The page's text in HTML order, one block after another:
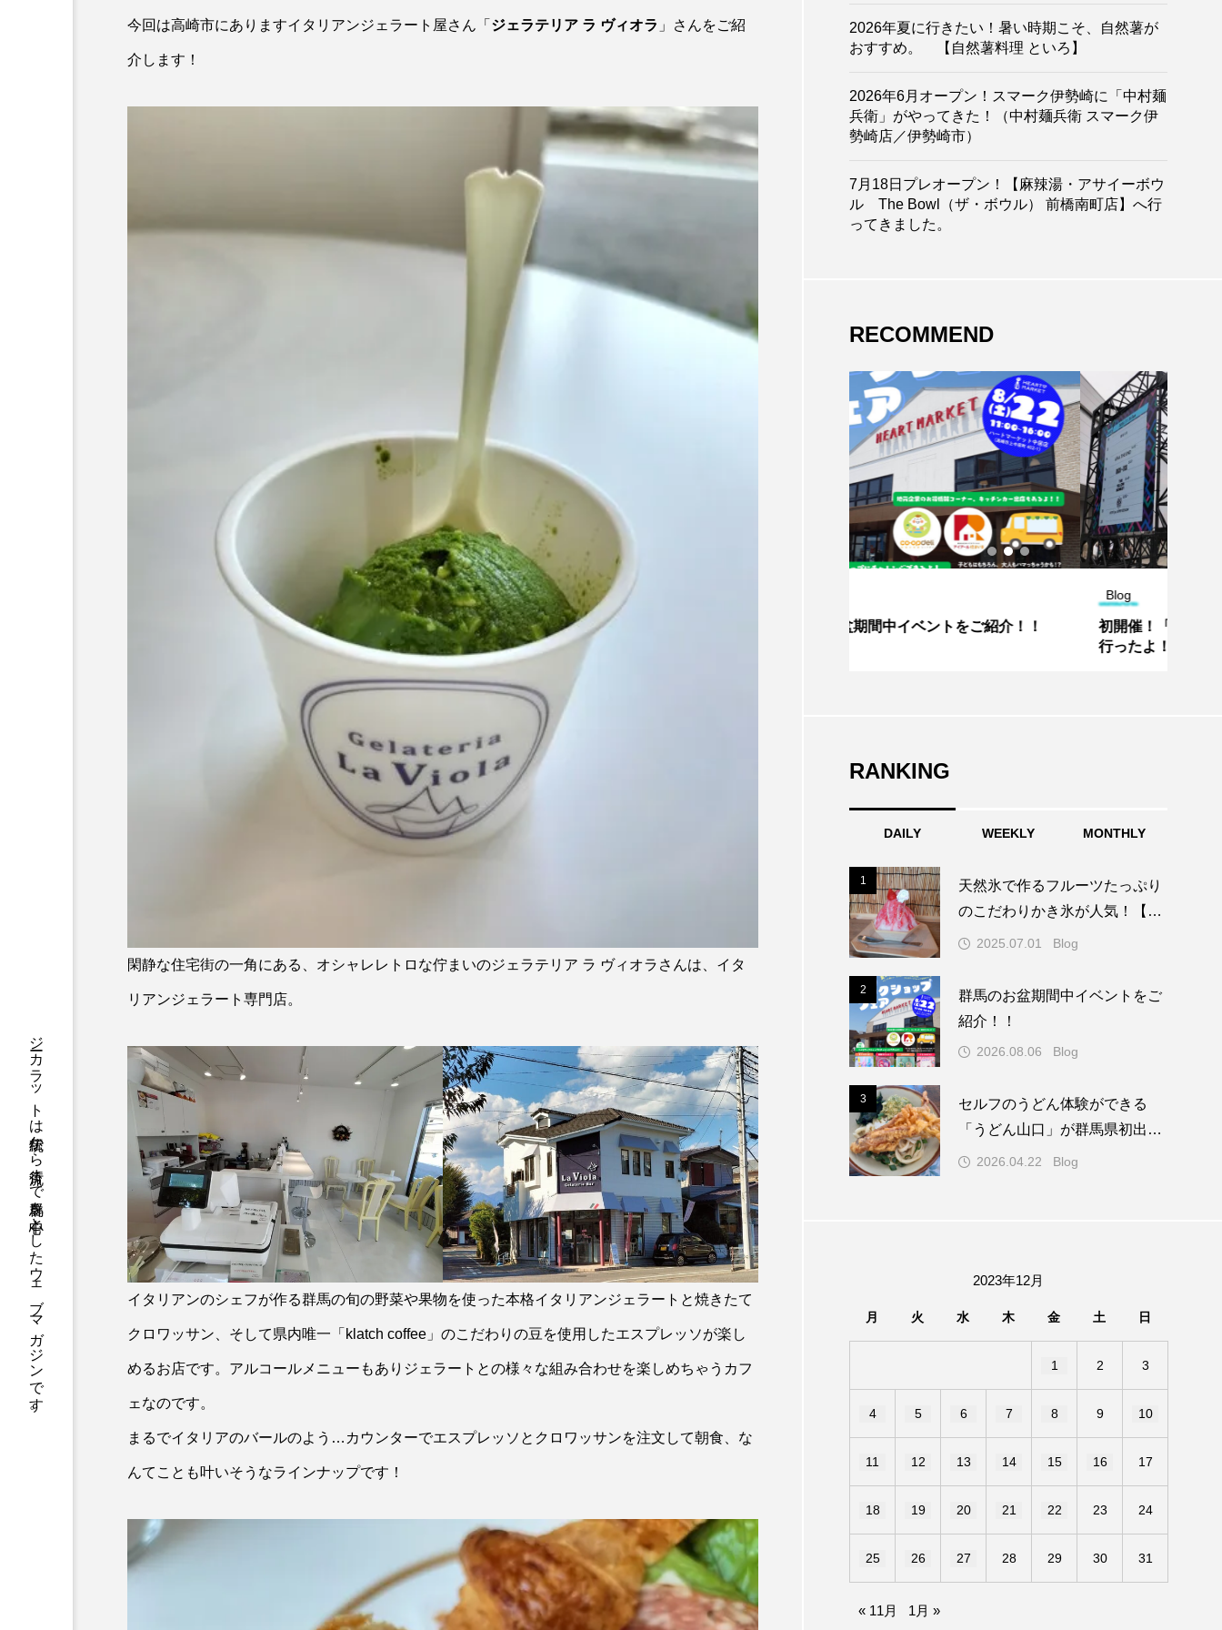
ジーカラットは伝統から流行まで群馬を中心としたウェブマガジンです。
今回は高崎市にありますイタリアンジェラート屋さん「 ジェラテリア ラ ヴィオラ 」さんをご紹
介します！
閑静な住宅街の一角にある、オシャレレトロな佇まいのジェラテリア ラ ヴィオラさんは、イタ
リアンジェラート専門店。
イタリアンのシェフが作る群馬の旬の野菜や果物を使った本格イタリアンジェラートと焼きたて
クロワッサン、そして県内唯一「klatch coffee」のこだわりの豆を使用したエスプレッソが楽し
めるお店です。アルコールメニューもありジェラートとの様々な組み合わせを楽しめちゃうカフ
ェなのです。
まるでイタリアのバールのよう…カウンターでエスプレッソとクロワッサンを注文して朝食、な
んてことも叶いそうなラインナップです！
2026年夏に行きたい！暑い時期こそ、自然薯が
おすすめ。 【自然薯料理 といろ】
2026年6月オープン！スマーク伊勢崎に「中村麺
兵衛」がやってきた！（中村麺兵衛 スマーク伊
勢崎店／伊勢崎市）
7月18日プレオープン！【麻辣湯・アサイーボウ
ル The Bowl（ザ・ボウル） 前橋南町店】へ行
ってきました。
RECOMMEND
Blog
2026年夏に行きたい！暑い時期こそ、自然
薯がおすすめ。 【自然薯料理 といろ】
Blog
群馬のお盆期間中イベントをご紹介！！
初開催！「HOTEI FES＠Gメッセ群馬」に
RANKING
DAILY WEEKLY MONTHLY
1
天然氷で作るフルーツたっぷり
のこだわりかき氷が人気！【富
岡市 上州やなぎや】
2025.07.01 Blog
2
群馬のお盆期間中イベントをご
紹介！！
2026.08.06 Blog
3
セルフのうどん体験ができる
「うどん山口」が群馬県初出
店！＠（うどん山口／安中市）
2026.04.22 Blog
2023年12月
月 火 水 木 金 土 日
1 2 3
4 5 6 7 8 9 10
11 12 13 14 15 16 17
18 19 20 21 22 23 24
25 26 27 28 29 30 31
« 11月 1月 »